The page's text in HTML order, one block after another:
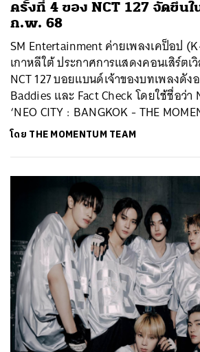
ครั้งที่ 4 ของ NCT 127 จัดขึ้นใ
ก.พ. 68
SM Entertainment ค่ายเพลงเคป็อป
เกาหลีใต้ ประกาศการแสดงคอนเสิร์ตเ
NCT 127 บอยแบนด์เจ้าของบทเพลงดั
Baddies และ Fact Check โดยใช้ชื่อว่า
‘NEO CITY : BANGKOK - THE
โดย THE MOMENTUM TEAM